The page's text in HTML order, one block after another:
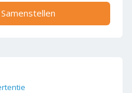
Samenstellen